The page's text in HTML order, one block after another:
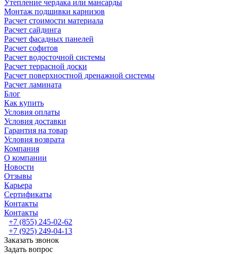
Утепление чердака или мансарды
Монтаж подшивки карнизов
Расчет стоимости материала
Расчет сайдинга
Расчет фасадных панелей
Расчет софитов
Расчет водосточной системы
Расчет террасной доски
Расчет поверхностной дренажной системы
Расчет ламината
Блог
Как купить
Условия оплаты
Условия доставки
Гарантия на товар
Условия возврата
Компания
О компании
Новости
Отзывы
Карьера
Сертификаты
Контакты
Контакты
+7 (855) 245-02-62
+7 (925) 249-04-13
Заказать звонок
Задать вопрос